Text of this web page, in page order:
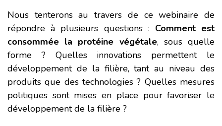
Nous tenterons au travers de ce webinaire de
répondre à plusieurs questions : Comment est
consommée la protéine végétale, sous quelle
forme ? Quelles innovations permettent le
développement de la filière, tant au niveau des
produits que des technologies ? Quelles mesures
politiques sont mises en place pour favoriser le
développement de la filière ?